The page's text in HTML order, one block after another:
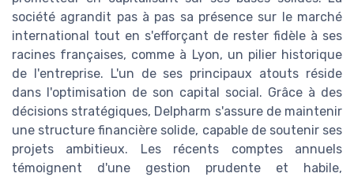
société agrandit pas à pas sa présence sur le marché
international tout en s'efforçant de rester fidèle à ses
racines françaises, comme à Lyon, un pilier historique
de l'entreprise. L'un de ses principaux atouts réside
dans l'optimisation de son capital social. Grâce à des
décisions stratégiques, Delpharm s'assure de maintenir
une structure financière solide, capable de soutenir ses
projets ambitieux. Les récents comptes annuels
témoignent d'une gestion prudente et habile,